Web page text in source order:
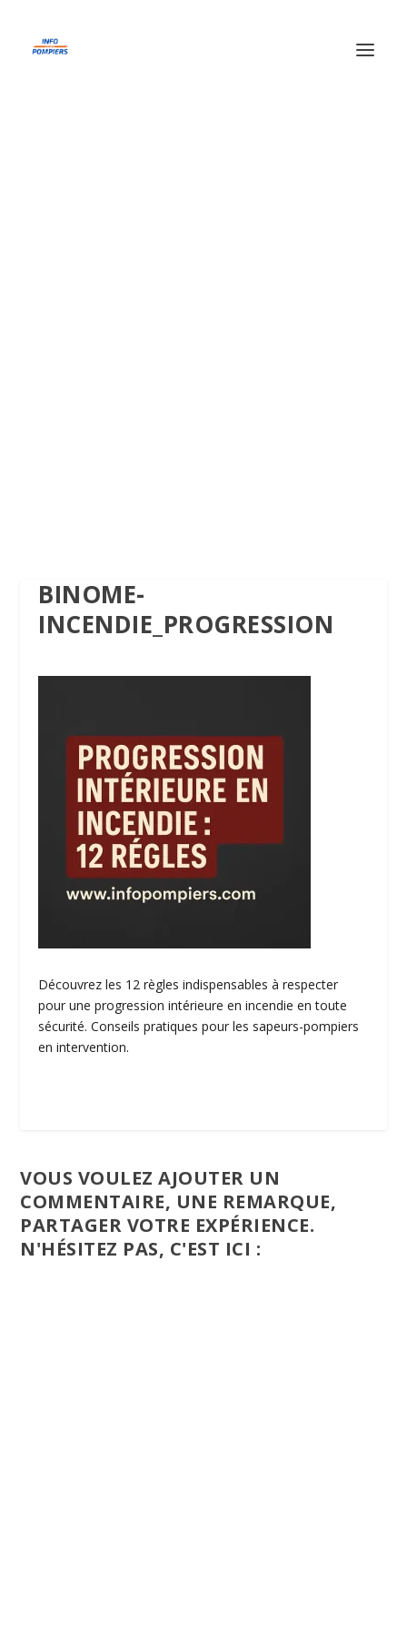
BINOME-
INCENDIE_PROGRESSION
Découvrez les 12 règles indispensables à respecter
pour une progression intérieure en incendie en toute
sécurité. Conseils pratiques pour les sapeurs-pompiers
en intervention.
VOUS VOULEZ AJOUTER UN
COMMENTAIRE, UNE REMARQUE,
PARTAGER VOTRE EXPÉRIENCE.
N'HÉSITEZ PAS, C'EST ICI :